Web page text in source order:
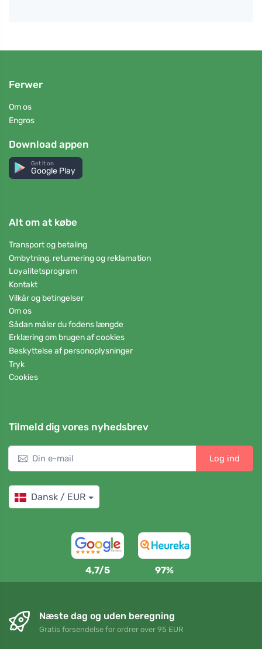
Ferwer
Om os
Engros
Download appen
Get it on
Google Play
Alt om at købe
Transport og betaling
Ombytning, returnering og reklamation
Loyalitetsprogram
Kontakt
Vilkår og betingelser
Om os
Sådan måler du fodens længde
Erklæring om brugen af cookies
Beskyttelse af personoplysninger
Tryk
Cookies
Tilmeld dig vores nyhedsbrev
Log ind
Dansk / EUR
4,7/5 97%
Næste dag og uden beregning
Gratis forsendelse for ordrer over 95 EUR